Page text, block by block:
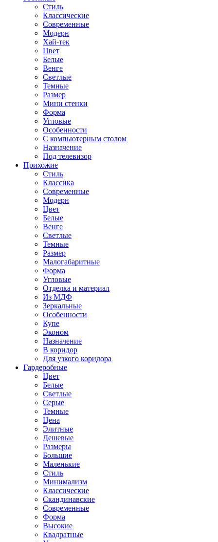
Стиль
Классические
Современные
Модерн
Хай-тек
Цвет
Белые
Венге
Светлые
Темные
Размер
Мини стенки
Форма
Угловые
Особенности
С компьютерным столом
Назначение
Под телевизор
Прихожие
Стиль
Классика
Современные
Модерн
Цвет
Белые
Венге
Светлые
Темные
Размер
Малогабаритные
Форма
Угловые
Отделка и материал
Из МДФ
Зеркальные
Особенности
Купе
Эконом
Назначение
В коридор
Для узкого коридора
Гардеробные
Цвет
Белые
Светлые
Серые
Темные
Цена
Элитные
Дешевые
Размеры
Большие
Маленькие
Стиль
Минимализм
Классические
Скандинавские
Современные
Форма
Высокие
Квадратные